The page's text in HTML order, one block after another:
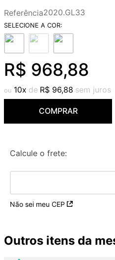
Referência2020.GL33
R$ 968,88
10 R$ 96,88
COMPRAR
Calcule o frete:
Não sei meu CEP
Outros itens da
7
deca you
8º
black matte
red gold
10